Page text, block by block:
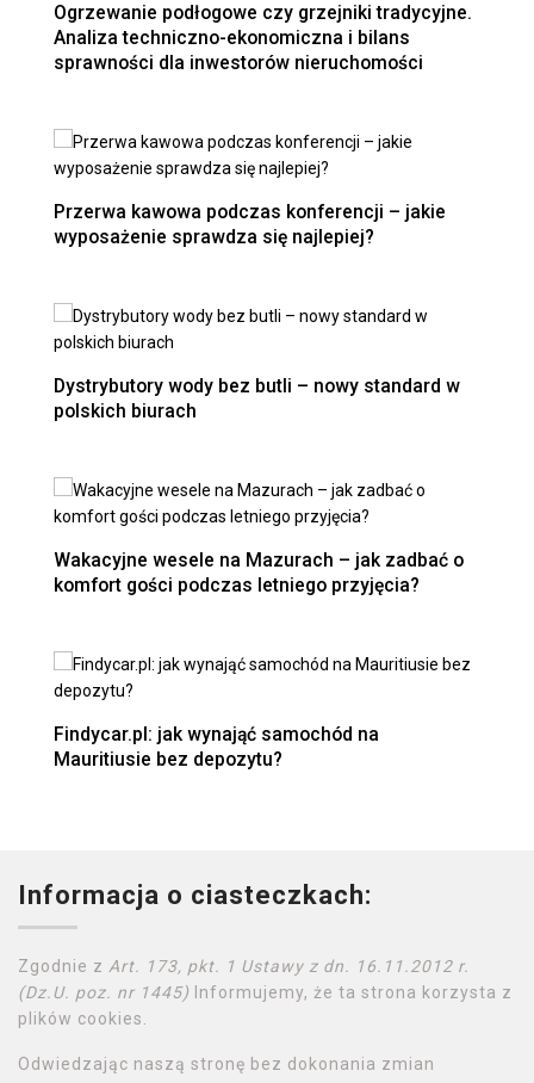
Ogrzewanie podłogowe czy grzejniki tradycyjne.
Analiza techniczno-ekonomiczna i bilans
sprawności dla inwestorów nieruchomości
Przerwa kawowa podczas konferencji – jakie
wyposażenie sprawdza się najlepiej?
Dystrybutory wody bez butli – nowy standard w
polskich biurach
Wakacyjne wesele na Mazurach – jak zadbać o
komfort gości podczas letniego przyjęcia?
Findycar.pl: jak wynająć samochód na
Mauritiusie bez depozytu?
Informacja o ciasteczkach:
Zgodnie z Art. 173, pkt. 1 Ustawy z dn. 16.11.2012 r.
(Dz.U. poz. nr 1445) Informujemy, że ta strona korzysta z
plików cookies.
Odwiedzając naszą stronę bez dokonania zmian